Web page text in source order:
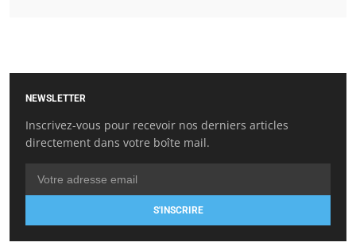
NEWSLETTER
Inscrivez-vous pour recevoir nos derniers articles
directement dans votre boîte mail.
S'INSCRIRE